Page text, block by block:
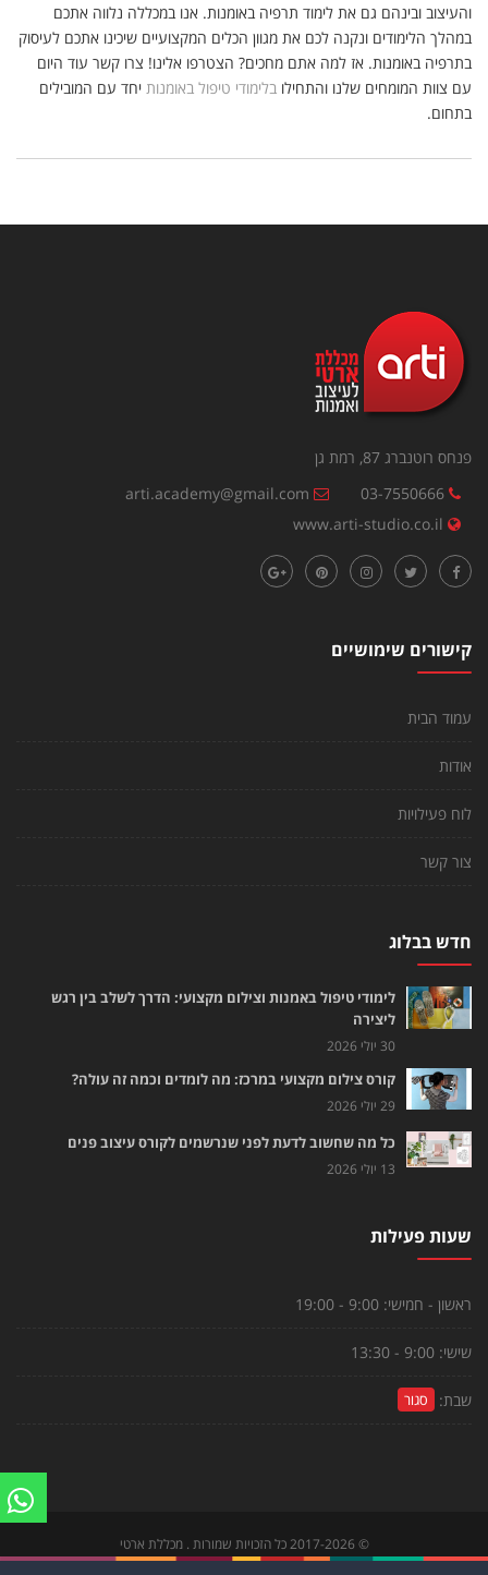
והעיצוב ובינהם גם את לימוד תרפיה באומנות. אנו במכללה נלווה אתכם
במהלך הלימודים ונקנה לכם את מגוון הכלים המקצועיים שיכינו אתכם לעיסוק
בתרפיה באומנות. אז למה אתם מחכים? הצטרפו אלינו! צרו קשר עוד היום
עם צוות המומחים שלנו והתחילו בלימודי טיפול באומנות יחד עם המובילים
בתחום.
פנחס רוטנברג 87, רמת גן
03-7550666
arti.academy@gmail.com
www.arti-studio.co.il
קישורים שימושיים
עמוד הבית
אודות
לוח פעילויות
צור קשר
חדש בבלוג
לימודי טיפול באמנות וצילום מקצועי: הדרך לשלב בין רגש
ליצירה
30 יולי 2026
קורס צילום מקצועי במרכז: מה לומדים וכמה זה עולה?
29 יולי 2026
כל מה שחשוב לדעת לפני שנרשמים לקורס עיצוב פנים
13 יולי 2026
שעות פעילות
ראשון - חמישי: 9:00 - 19:00
שישי: 9:00 - 13:30
שבת: סגור
©
2017-2026כל הזכויות שמורות . מכללת ארטי